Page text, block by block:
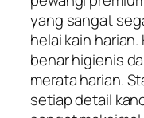
yang sangat
helai kain
benar higienis
merata harian.
setiap detail